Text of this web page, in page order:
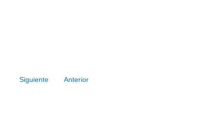
Siguiente Anterior